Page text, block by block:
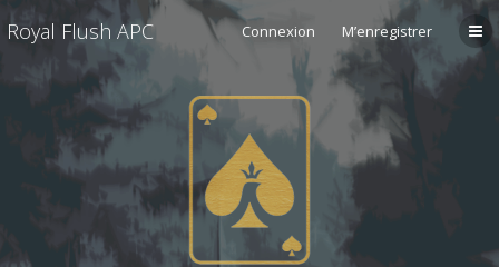
Royal Flush APC Connexion M’enregistrer